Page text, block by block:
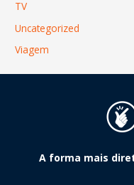
TV
Uncategorized
Viagem
A forma mais